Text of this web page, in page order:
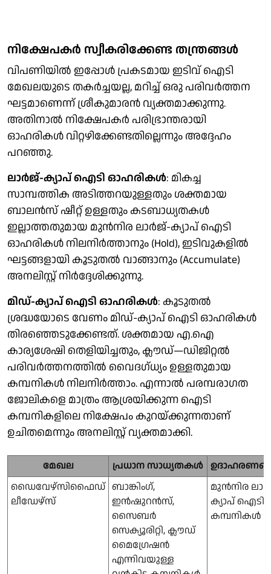
നിക്ഷേപകർ സ്വീകരിക്കേണ്ട തന്ത്രങ്ങൾ
വിപണിയിൽ ഇപ്പോൾ പ്രകടമായ ഇടിവ് ഐടി
മേഖലയുടെ തകർച്ചയല്ല, മറിച്ച് ഒരു പരിവർത്തന
ഘട്ടമാണെന്ന് ശ്രീകുമാരൻ വ്യക്തമാക്കുന്നു.
അതിനാൽ നിക്ഷേപകർ പരിഭ്രാന്തരായി
ഓഹരികൾ വിറ്റഴിക്കേണ്ടതില്ലെന്നും അദ്ദേഹം
പറഞ്ഞു.
ലാർജ്-ക്യാപ് ഐടി ഓഹരികൾ: മികച്ച
സാമ്പത്തിക അടിത്തറയുള്ളതും ശക്തമായ
ബാലൻസ് ഷീറ്റ് ഉള്ളതും കടബാധ്യതകൾ
ഇല്ലാത്തതുമായ മുൻനിര ലാർജ്-ക്യാപ് ഐടി
ഓഹരികൾ നിലനിർത്താനും (Hold), ഇടിവുകളിൽ
ഘട്ടങ്ങളായി കൂടുതൽ വാങ്ങാനും (Accumulate)
അനലിസ്റ്റ് നിർദ്ദേശിക്കുന്നു.
മിഡ്-ക്യാപ് ഐടി ഓഹരികൾ: കൂടുതൽ
ശ്രദ്ധയോടെ വേണം മിഡ്-ക്യാപ് ഐടി ഓഹരികൾ
തിരഞ്ഞെടുക്കേണ്ടത്. ശക്തമായ എ.ഐ
കാര്യശേഷി തെളിയിച്ചതും, ക്ലൗഡ്—ഡിജിറ്റൽ
പരിവർത്തനത്തിൽ വൈദഗ്ധ്യം ഉള്ളതുമായ
കമ്പനികൾ നിലനിർത്താം. എന്നാൽ പരമ്പരാഗത
ജോലികളെ മാത്രം ആശ്രയിക്കുന്ന ഐടി
കമ്പനികളിലെ നിക്ഷേപം കുറയ്ക്കുന്നതാണ്
ഉചിതമെന്നും അനലി​സ്റ്റ് വ്യക്തമാക്കി.
മേഖല പ്രധാന സാധ്യതകൾ
ഡൈവേഴ്സിഫൈഡ്
ലീഡേഴ്സ്
ബാങ്കിംഗ്,
ഇൻഷുറൻസ്,
സൈബർ
സെക്യൂരിറ്റി, ക്ലൗഡ്
മൈഗ്രേഷൻ
എന്നിവയുള്ള
മുൻനിര
ക്യാപ് ഐടി
കമ്പനികൾ